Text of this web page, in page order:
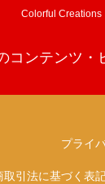
Colorful Creations
コンテンツ・